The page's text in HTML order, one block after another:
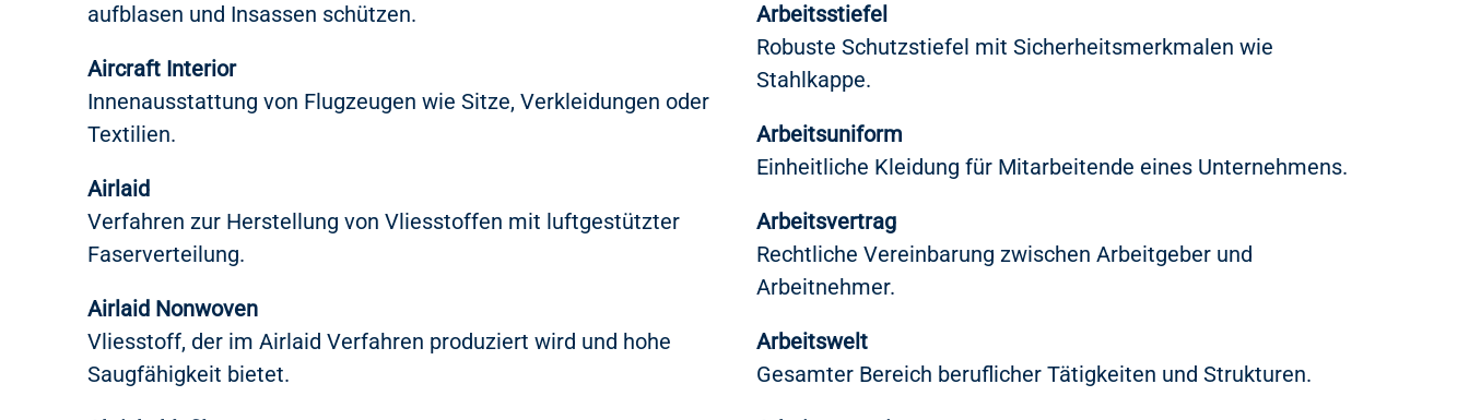
aufblasen und Insassen schützen.
Aircraft Interior
Innenausstattung von Flugzeugen wie Sitze, Verkleidungen oder
Textilien.
Airlaid
Verfahren zur Herstellung von Vliesstoffen mit luftgestützter
Faserverteilung.
Airlaid Nonwoven
Vliesstoff, der im Airlaid Verfahren produziert wird und hohe
Saugfähigkeit bietet.
Arbeitsstiefel
Robuste Schutzstiefel mit Sicherheitsmerkmalen wie
Stahlkappe.
Arbeitsuniform
Einheitliche Kleidung für Mitarbeitende eines Unternehmens.
Arbeitsvertrag
Rechtliche Vereinbarung zwischen Arbeitgeber und
Arbeitnehmer.
Arbeitswelt
Gesamter Bereich beruflicher Tätigkeiten und Strukturen.